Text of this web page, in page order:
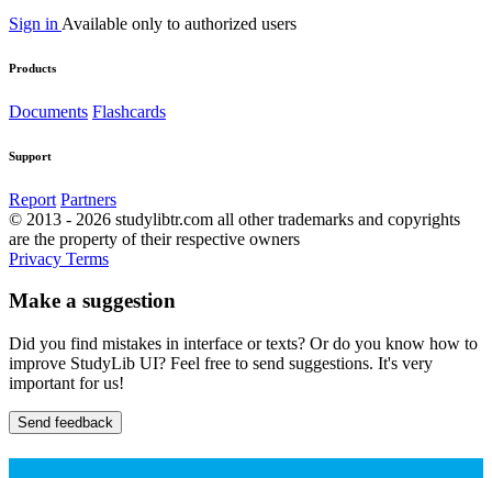
Sign in Available only to authorized users
Products
Documents Flashcards
Support
Report Partners
© 2013 - 2026 studylibtr.com all other trademarks and copyrights
are the property of their respective owners
Privacy Terms
Make a suggestion
Did you find mistakes in interface or texts? Or do you know how to
improve StudyLib UI? Feel free to send suggestions. It's very
important for us!
Send feedback